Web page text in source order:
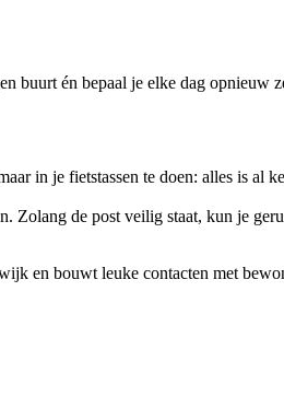
buurt én bepaal je elke dag
in je fietstassen te doen: alles is al
de post veilig staat, kun je
en bouwt leuke contacten met